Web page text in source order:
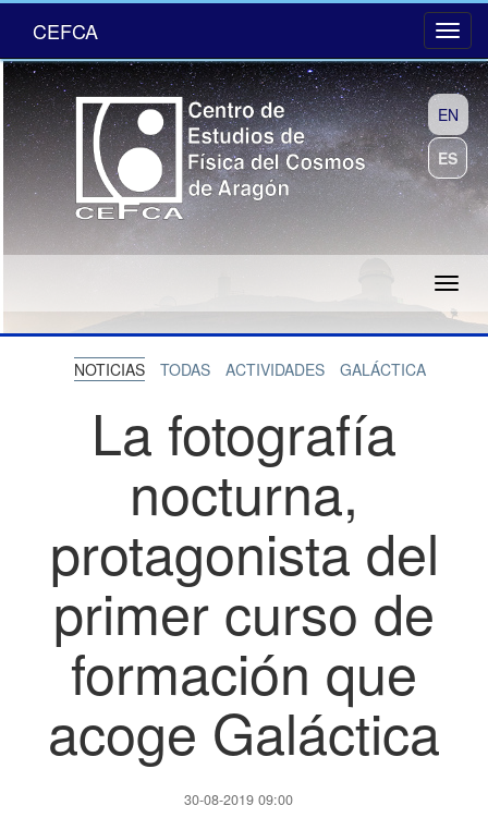
CEFCA
EN
ES
NOTICIAS TODAS ACTIVIDADES GALÁCTICA
La fotografía
nocturna,
protagonista del
primer curso de
formación que
acoge Galáctica
30-08-2019 09:00